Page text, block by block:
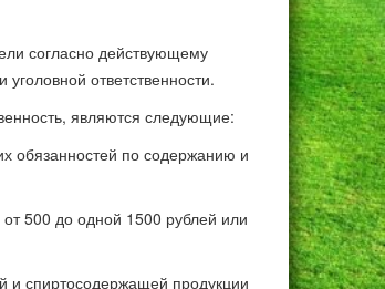
согласно действующему
ответственности.
являются следующие:
обязанностей по содержанию и
500 до одной 1500 рублей или
и спиртосодержащей продукции